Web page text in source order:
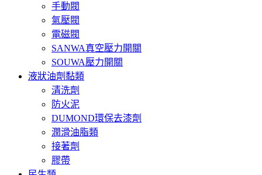
手動閥
氣壓閥
電磁閥
SANWA真空壓力開關
SOUWA壓力開關
液狀油劑黏類
清洗劑
防火泥
DUMOND環保去漆劑
潤滑油脂類
接著劑
膠帶